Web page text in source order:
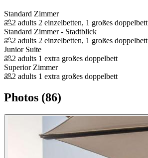
Standard Zimmer
2 adults 2 einzelbetten, 1 großes doppelbett
Standard Zimmer - Stadtblick
2 adults 2 einzelbetten, 1 großes doppelbett
Junior Suite
2 adults 1 extra großes doppelbett
Superior Zimmer
2 adults 1 extra großes doppelbett
Photos (86)